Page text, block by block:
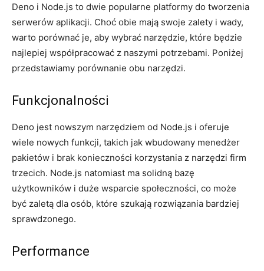
Deno i Node.js to dwie⁣ popularne platformy‍ do ⁤tworzenia
serwerów aplikacji. Choć obie⁢ mają swoje zalety ‌i wady,
warto porównać je, ⁣aby ⁤wybrać ⁤narzędzie, które​ będzie
‍najlepiej współpracować z‍ naszymi potrzebami. Poniżej
przedstawiamy porównanie⁢ obu ‍narzędzi.
Funkcjonalności
Deno jest nowszym narzędziem⁤ od‍ Node.js i⁢ oferuje
wiele nowych funkcji, takich jak wbudowany menedżer
pakietów​ i ⁣brak konieczności ⁢korzystania z narzędzi firm
trzecich. ‌Node.js natomiast ma solidną bazę
użytkowników ⁤i duże wsparcie‌ społeczności, co może
być ⁣zaletą dla osób, które szukają rozwiązania bardziej
sprawdzonego.
Performance